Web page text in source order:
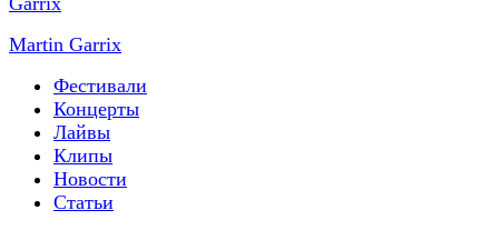
Martin Garrix
Фестивали
Концерты
Лайвы
Клипы
Новости
Статьи